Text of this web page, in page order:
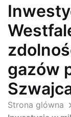
gazów
Strona glówna